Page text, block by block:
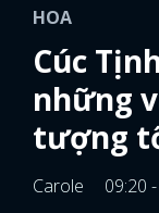
HOA
Cúc
những
tượng
Carole
09:20